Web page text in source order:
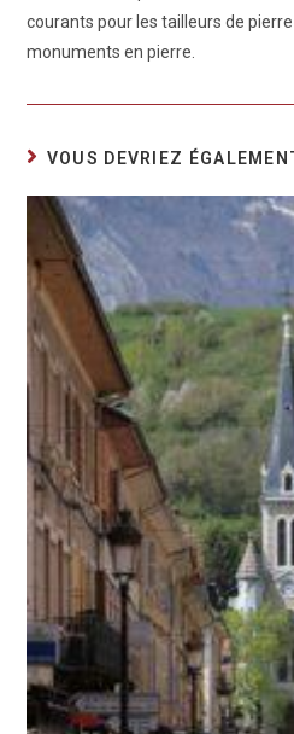
courants pour les tailleurs de
monuments en pierre.
VOUS DEVRIEZ